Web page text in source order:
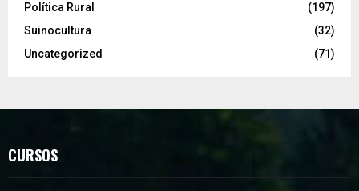
Política Rural
(197)
Suinocultura
(32)
Uncategorized
(71)
CURSOS